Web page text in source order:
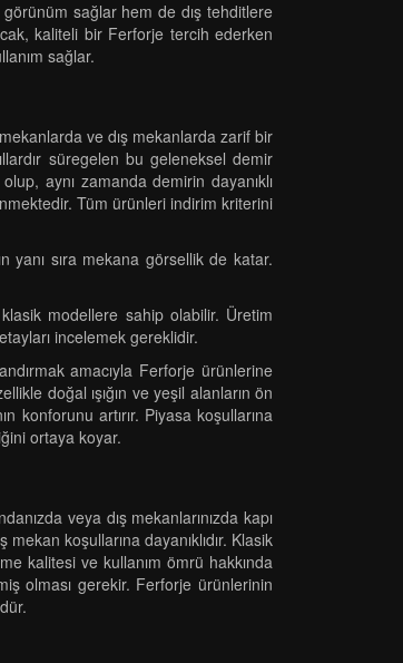
görünüm sağlar hem de dış tehditlere
kaliteli bir Ferforje tercih ederken
sağlar.
ve dış mekanlarda zarif bir
süregelen bu geleneksel demir
aynı zamanda demirin dayanıklı
Tüm ürünleri indirim kriterini
yanı sıra mekana görsellik de katar.
modellere sahip olabilir. Üretim
incelemek gereklidir.
amacıyla Ferforje ürünlerine
doğal ışığın ve yeşil alanların ön
konforunu artırır. Piyasa koşullarına
ortaya koyar.
veya dış mekanlarınızda kapı
koşullarına dayanıklıdır. Klasik
kalitesi ve kullanım ömrü hakkında
olması gerekir. Ferforje ürünlerinin